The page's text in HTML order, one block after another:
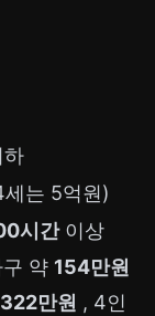
하
는 5억원)
시간이상
약 154만원
322만원 , 4인